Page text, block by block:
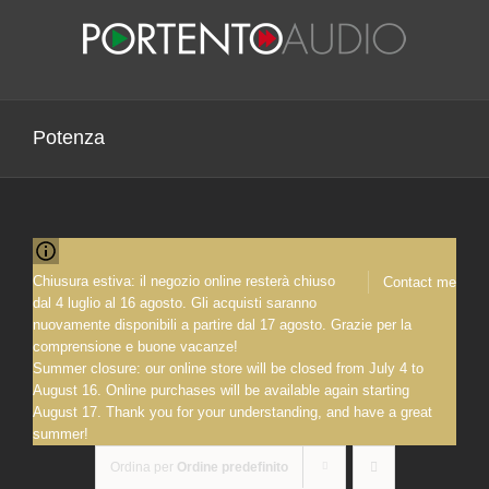
Potenza
Contact me
Chiusura estiva: il negozio online resterà chiuso
dal 4 luglio al 16 agosto. Gli acquisti saranno
nuovamente disponibili a partire dal 17 agosto. Grazie per la
comprensione e buone vacanze!
Summer closure: our online store will be closed from July 4 to
August 16. Online purchases will be available again starting
August 17. Thank you for your understanding, and have a great
summer!
Ordina per Ordine predefinito